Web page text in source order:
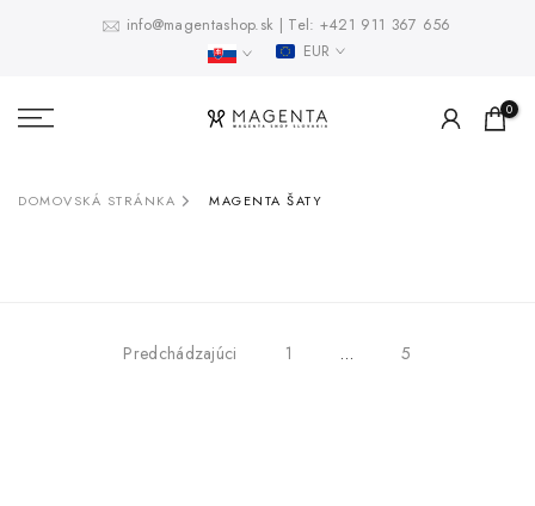
info@magentashop.sk | Tel: +421 911 367 656
EUR
0
DOMOVSKÁ STRÁNKA MAGENTA ŠATY
Predchádzajúci 1 … 5